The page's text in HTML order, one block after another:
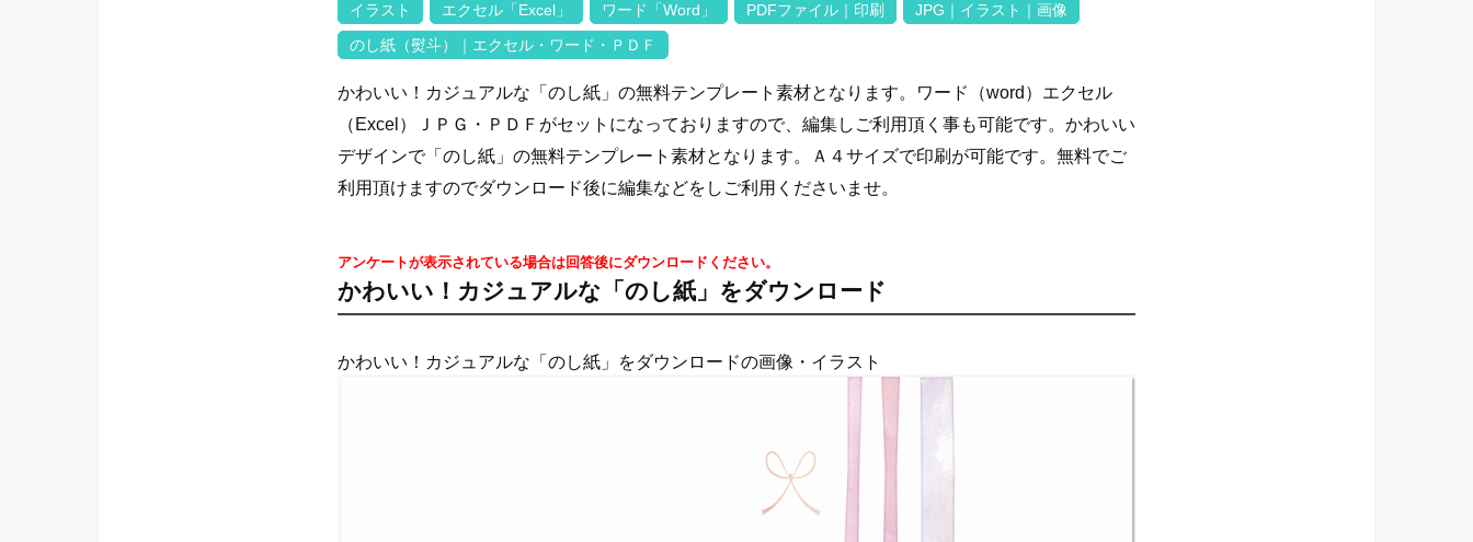
イラスト エクセル「Excel」 ワード「Word」 PDFファイル｜印刷
JPG｜イラスト｜画像
のし紙（熨斗）｜エクセル・ワード・ＰＤＦ
かわいい！カジュアルな「のし紙」の無料テンプレート素材となります。ワード（word）エクセル
（Excel）ＪＰＧ・ＰＤＦがセットになっておりますので、編集しご利用頂く事も可能です。かわいい
デザインで「のし紙」の無料テンプレート素材となります。Ａ４サイズで印刷が可能です。無料でご
利用頂けますのでダウンロード後に編集などをしご利用くださいませ。
アンケートが表示されている場合は回答後にダウンロードください。
かわいい！カジュアルな「のし紙」をダウンロード
かわいい！カジュアルな「のし紙」をダウンロードの画像・イラスト